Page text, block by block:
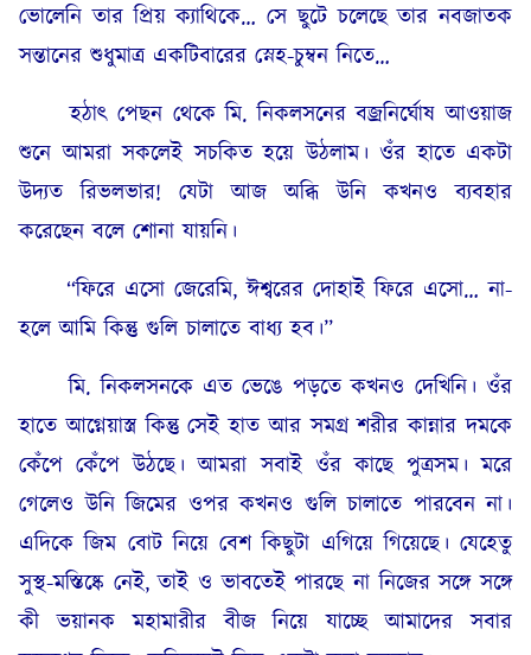
ভোলেনি তার প্রিয় ক্যাথিকে… সে ছুটে চলেছে তার নবজাতক
সন্তানের শুধুমাত্র একটিবারের স্নেহ-চুম্বন নিতে…
হঠাৎ পেছন থেকে মি. নিকলসনের বজ্রনির্ঘোষ আওয়াজ
শুনে আমরা সকলেই সচকিত হয়ে উঠলাম। ওঁর হাতে একটা
উদ্যত রিভলভার! যেটা আজ অব্ধি উনি কখনও ব্যবহার
করেছেন বলে শোনা যায়নি।
“ফিরে এসো জেরেমি, ঈশ্বরের দোহাই ফিরে এসো… না-
হলে আমি কিন্তু গুলি চালাতে বাধ্য হব।”
মি. নিকলসনকে এত ভেঙে পড়তে কখনও দেখিনি। ওঁর
হাতে আগ্নেয়াস্ত্র কিন্তু সেই হাত আর সমগ্র শরীর কান্নার দমকে
কেঁপে কেঁপে উঠছে। আমরা সবাই ওঁর কাছে পুত্রসম। মরে
গেলেও উনি জিমের ওপর কখনও গুলি চালাতে পারবেন না।
এদিকে জিম বোট নিয়ে বেশ কিছুটা এগিয়ে গিয়েছে। যেহেতু
সুস্থ-মস্তিষ্কে নেই, তাই ও ভাবতেই পারছে না নিজের সঙ্গে সঙ্গে
কী ভয়ানক মহামারীর বীজ নিয়ে যাচ্ছে আমাদের সবার